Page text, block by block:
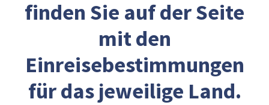
finden Sie auf der Seite
mit den
Einreisebestimmungen
für das jeweilige Land.